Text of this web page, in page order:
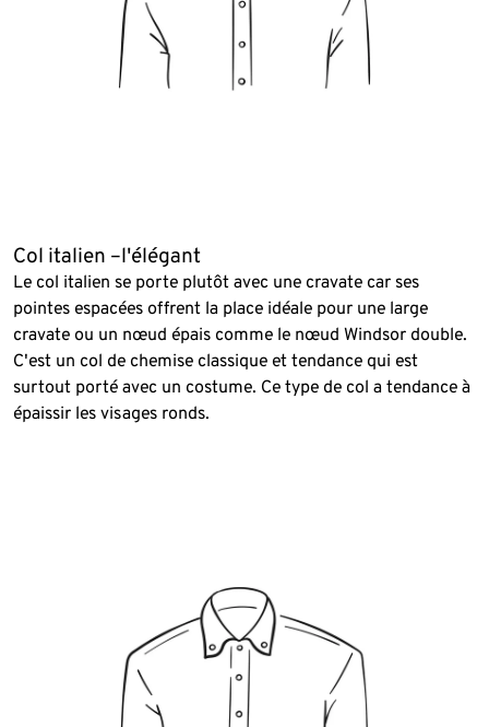
Col italien –l'élégant
Le col italien se porte plutôt avec une cravate car ses
pointes espacées offrent la place idéale pour une large
cravate ou un nœud épais comme le nœud Windsor double.
C'est un col de chemise classique et tendance qui est
surtout porté avec un costume. Ce type de col a tendance à
épaissir les visages ronds.